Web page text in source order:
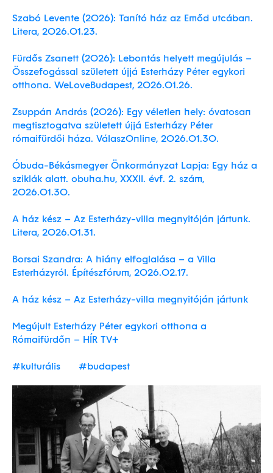
Szabó Levente (2026): Tanító ház az Emőd utcában.
Litera, 2026.01.23.
Fürdős Zsanett (2026): Lebontás helyett megújulás –
Összefogással született újjá Esterházy Péter egykori
otthona. WeLoveBudapest, 2026.01.26.
Zsuppán András (2026): Egy véletlen hely: óvatosan
megtisztogatva született újjá Esterházy Péter
rómaifürdői háza. VálaszOnline, 2026.01.30.
Óbuda-Békásmegyer Önkormányzat Lapja: Egy ház a
sziklák alatt. obuha.hu, XXXII. évf. 2. szám,
2026.01.30.
A ház kész – Az Esterházy-villa megnyitóján jártunk.
Litera, 2026.01.31.
Borsai Szandra: A hiány elfoglalása – a Villa
Esterházyról. Építészfórum, 2026.02.17.
A ház kész – Az Esterházy-villa megnyitóján jártunk
Megújult Esterházy Péter egykori otthona a
Rómaifürdőn – HÍR TV+
#kulturális #budapest